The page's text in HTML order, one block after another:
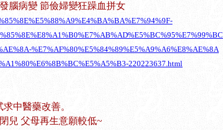
腦病變 節儉婦變狂躁血拼女
%E7%AF%80%E5%84%89%E5%A9%A6%E8%AE%8A
220223637.html
中醫藥改善。
兒 父母再生意願較低~